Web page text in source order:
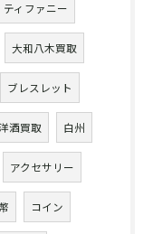
ティファニー
大和八木買取
ブレスレット
酒買取 白州
アクセサリー
コイン